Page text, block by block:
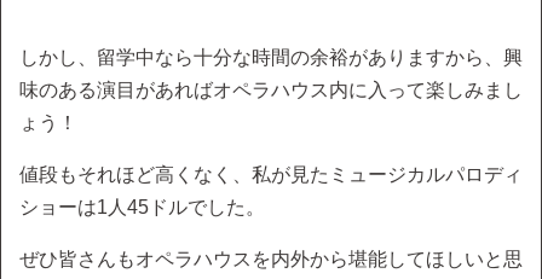
しかし、留学中なら十分な時間の余裕がありますから、興
味のある演目があればオペラハウス内に入って楽しみまし
ょう！
値段もそれほど高くなく、私が見たミュージカルパロディ
ショーは1人45ドルでした。
ぜひ皆さんもオペラハウスを内外から堪能してほしいと思